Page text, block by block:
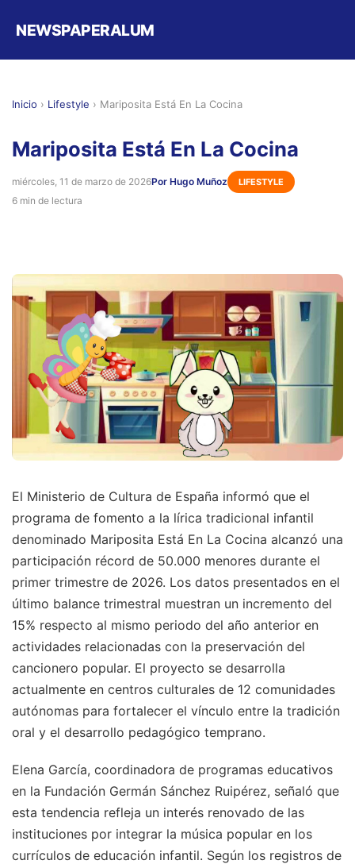
NEWSPAPERALUM
Inicio › Lifestyle › Mariposita Está En La Cocina
Mariposita Está En La Cocina
miércoles, 11 de marzo de 2026Por Hugo Muñoz LIFESTYLE
6 min de lectura
El Ministerio de Cultura de España informó que el
programa de fomento a la lírica tradicional infantil
denominado Mariposita Está En La Cocina alcanzó una
participación récord de 50.000 menores durante el
primer trimestre de 2026. Los datos presentados en el
último balance trimestral muestran un incremento del
15% respecto al mismo periodo del año anterior en
actividades relacionadas con la preservación del
cancionero popular. El proyecto se desarrolla
actualmente en centros culturales de 12 comunidades
autónomas para fortalecer el vínculo entre la tradición
oral y el desarrollo pedagógico temprano.
Elena García, coordinadora de programas educativos
en la Fundación Germán Sánchez Ruipérez, señaló que
esta tendencia refleja un interés renovado de las
instituciones por integrar la música popular en los
currículos de educación infantil. Según los registros de